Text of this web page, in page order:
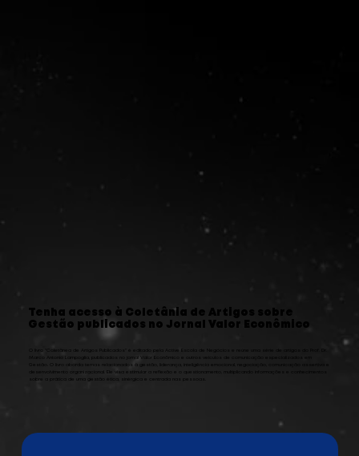
Tenha acesso à Coletânia de Artigos sobre
Gestão publicados no Jornal Valor Econômico
desenvolvimento organizacional. Ele visa estimular a reflexão e o questionamento, multiplicando informações e conhecimentos